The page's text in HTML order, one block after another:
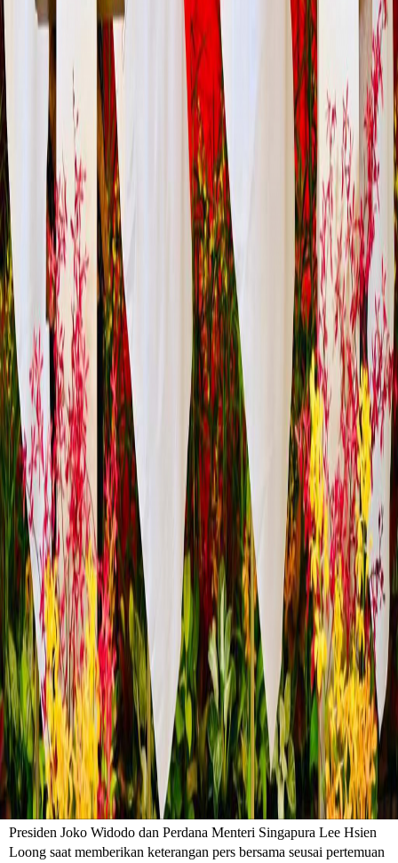
Presiden Joko Widodo dan Perdana Menteri Singapura Lee Hsien
Loong saat memberikan keterangan pers bersama seusai pertemuan